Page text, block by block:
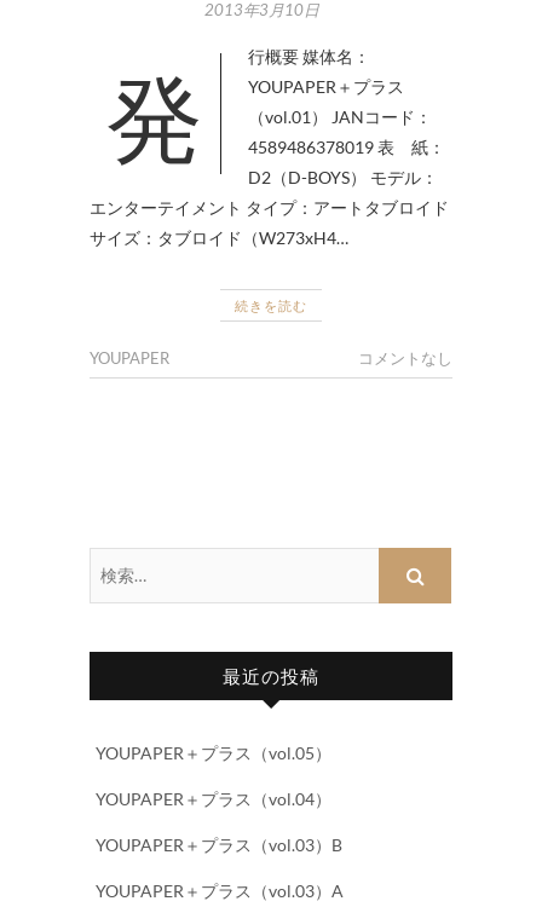
2013年3月10日
発行概要 媒体名：
YOUPAPER＋プラス
（vol.01） JANコード：
4589486378019 表 紙：
D2（D-BOYS） モデル：
エンターテイメント タイプ：アートタブロイド
サイズ：タブロイド（W273xH4…
続きを読む
YOUPAPER コメントなし
最近の投稿
YOUPAPER＋プラス（vol.05）
YOUPAPER＋プラス（vol.04）
YOUPAPER＋プラス（vol.03）B
YOUPAPER＋プラス（vol.03）A